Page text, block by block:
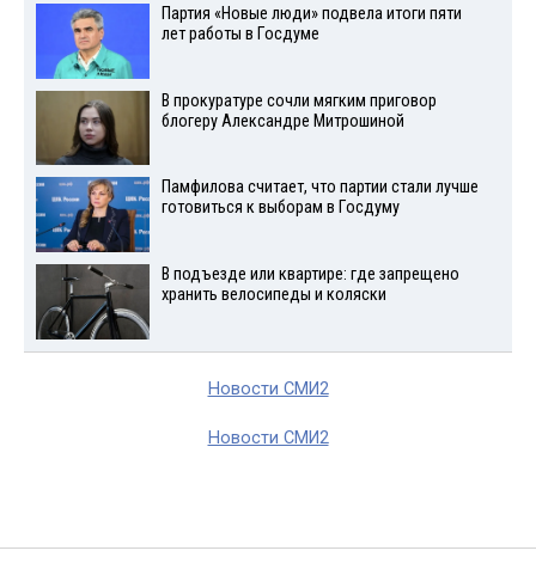
Партия «Новые люди» подвела итоги пяти
лет работы в Госдуме
В прокуратуре сочли мягким приговор
блогеру Александре Митрошиной
Памфилова считает, что партии стали лучше
готовиться к выборам в Госдуму
В подъезде или квартире: где запрещено
хранить велосипеды и коляски
Новости СМИ2
Новости СМИ2